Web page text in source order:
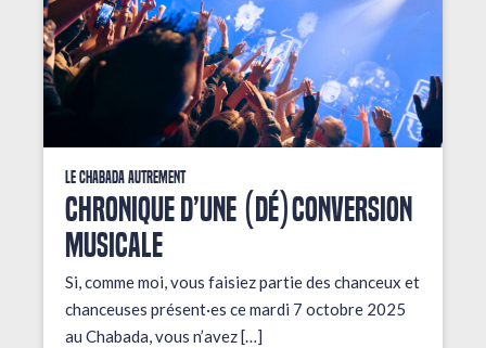
Le Chabada autrement
Chronique d’une (dé)conversion
musicale
Si, comme moi, vous faisiez partie des chanceux et
chanceuses présent·es ce mardi 7 octobre 2025
au Chabada, vous n’avez […]